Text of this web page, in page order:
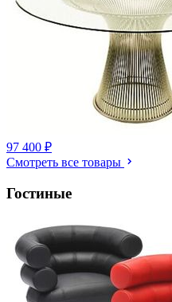
97 400 ₽
Смотреть все товары
Гостиные